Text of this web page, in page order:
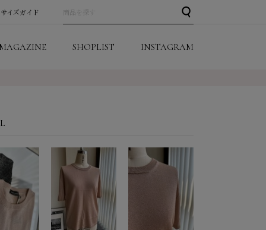
サイズガイド
SHOPLIST INSTAGRAM